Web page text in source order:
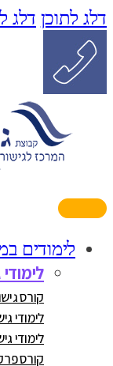
דלג לתוכן דלג
לימודים
קורס
לימודי
לימודי
קורס